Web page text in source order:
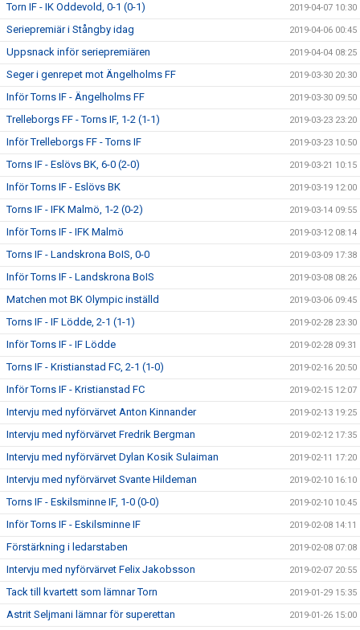
Torn IF - IK Oddevold, 0-1 (0-1) 2019-04-07 10:30
Seriepremiär i Stångby idag 2019-04-06 00:45
Uppsnack inför seriepremiären 2019-04-04 08:25
Seger i genrepet mot Ängelholms FF 2019-03-30 20:30
Inför Torns IF - Ängelholms FF 2019-03-30 09:50
Trelleborgs FF - Torns IF, 1-2 (1-1) 2019-03-23 23:20
Inför Trelleborgs FF - Torns IF 2019-03-23 10:50
Torns IF - Eslövs BK, 6-0 (2-0) 2019-03-21 10:15
Inför Torns IF - Eslövs BK 2019-03-19 12:00
Torns IF - IFK Malmö, 1-2 (0-2) 2019-03-14 09:55
Inför Torns IF - IFK Malmö 2019-03-12 08:14
Torns IF - Landskrona BoIS, 0-0 2019-03-09 17:38
Inför Torns IF - Landskrona BoIS 2019-03-08 08:26
Matchen mot BK Olympic inställd 2019-03-06 09:45
Torns IF - IF Lödde, 2-1 (1-1) 2019-02-28 23:30
Inför Torns IF - IF Lödde 2019-02-28 09:31
Torns IF - Kristianstad FC, 2-1 (1-0) 2019-02-16 20:50
Inför Torns IF - Kristianstad FC 2019-02-15 12:07
Intervju med nyförvärvet Anton Kinnander 2019-02-13 19:25
Intervju med nyförvärvet Fredrik Bergman 2019-02-12 17:35
Intervju med nyförvärvet Dylan Kosik Sulaiman 2019-02-11 17:20
Intervju med nyförvärvet Svante Hildeman 2019-02-10 16:10
Torns IF - Eskilsminne IF, 1-0 (0-0) 2019-02-10 10:45
Inför Torns IF - Eskilsminne IF 2019-02-08 14:11
Förstärkning i ledarstaben 2019-02-08 07:08
Intervju med nyförvärvet Felix Jakobsson 2019-02-07 20:55
Tack till kvartett som lämnar Torn 2019-01-29 15:35
Astrit Seljmani lämnar för superettan 2019-01-26 15:00